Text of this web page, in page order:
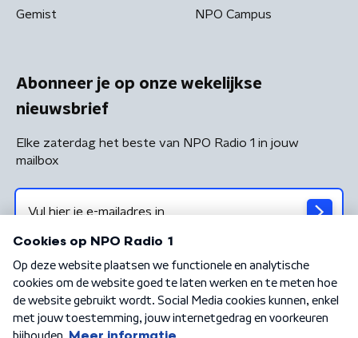
Gemist NPO Campus
Abonneer je op onze wekelijkse
nieuwsbrief
Elke zaterdag het beste van NPO Radio 1 in jouw
mailbox
Algemene voorwaarden